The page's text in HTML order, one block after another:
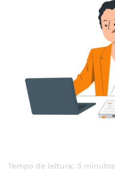
Tempo de leitura: 3 minutos